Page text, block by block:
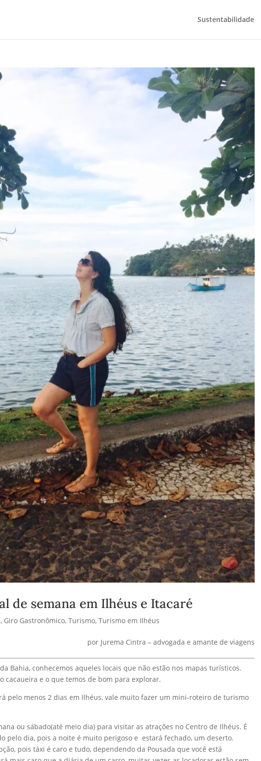
Sustentabilidade
de semana em Ilhéus e Itacaré
, Giro Gastronômico,Turismo,Turismo em Ilhéus
por Jurema Cintra – advogada e amante de viagens
Bahia, conhecemos aqueles locais que não estão nos mapas turísticos.
cacaueira e o que temos de bom para explorar.
pelo menos 2 dias em Ilhéus, vale muito fazer um mini-roteiro de turismo
ou sábado(até meio dia) para visitar as atrações no Centro de Ilhéus. É
pelo dia, pois a noite é muito perigoso e estará fechado, um deserto.
pois táxi é caro e tudo, dependendo da Pousada que você está